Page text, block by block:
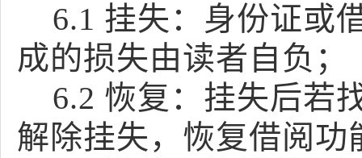
6.1 挂失：身份证或
成的损失由读者自负；
6.2 恢复：挂失后若
解除挂失，恢复借阅功